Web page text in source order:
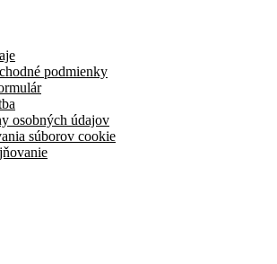
podmienky
osobných údajov
súborov cookie